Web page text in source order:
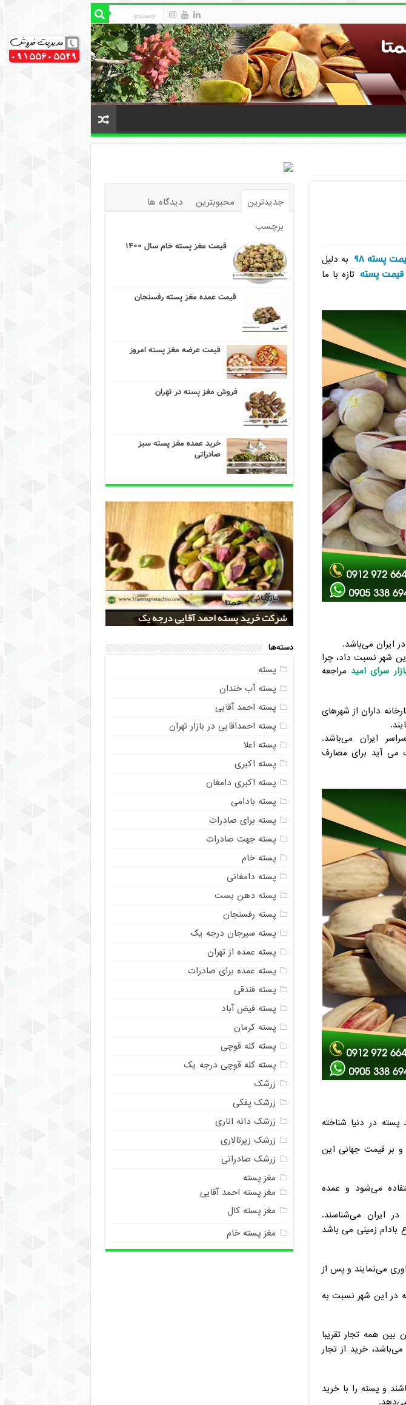
پسته ۹۸
به دلیل
قیمت پسته تازه با ما
ایران می‌باشد.
شهر نسبت داد، چرا
سرای امید مراجعه
داران از شهرهای
ایران می‌باشد.
می آید برای مصارف
در دنیا شناخته
و بر قیمت جهانی این
استفاده می‌شود و عمده
ایران می‌شناسند.
بادام زمینی می باشد
می‌نمایند و پس از
در این شهر نسبت به
تهران بین همه تجار تقریبا
خرید از تجار
و پسته را با خرید
می‌دهد.
جدیدترین محبوبترین
دیدگاه ها
برچسب
قیمت مغز پسته خام سال ۱۴۰۰
قیمت عمده مغز پسته رفسنجان
قیمت عرضه مغز پسته امروز
فروش مغز پسته در تهران
خرید عمده مغز پسته سبز
صادراتی
خرید کلی پسته شور اکبری صادراتی
شرکت خرید پسته احمد آقایی درجه یک
قیمت تولید پسته صادراتی رفسنجان
مراکز خريد پسته رفسنجان صادراتی
شرکت خرید پسته اکبری بسته بندی شده
دسته‌ها
پسته
پسته آب خندان
پسته احمد آقایی
پسته احمداقایی در بازار تهران
پسته اعلا
پسته اکبری
پسته اکبری دامغان
پسته بادامی
پسته برای صادرات
پسته جهت صادرات
پسته خام
پسته دامغانی
پسته دهن بست
پسته رفسنجان
پسته سیرجان درجه یک
پسته عمده از تهران
پسته عمده برای صادرات
پسته فندقی
پسته فیض آباد
پسته کرمان
پسته کله قوچی
پسته کله قوچی درجه یک
زرشک
زرشک پفکی
زرشک دانه اناری
زرشک زیرتالاری
زرشک صادراتی
مغز پسته
مغز پسته احمد آقایی
مغز پسته کال
مغز پسته خام